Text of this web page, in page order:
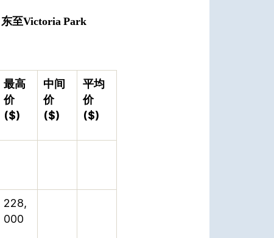
东至Victoria Park
最高
价
($)
中间
价
($)
平均
价
($)
228,
000